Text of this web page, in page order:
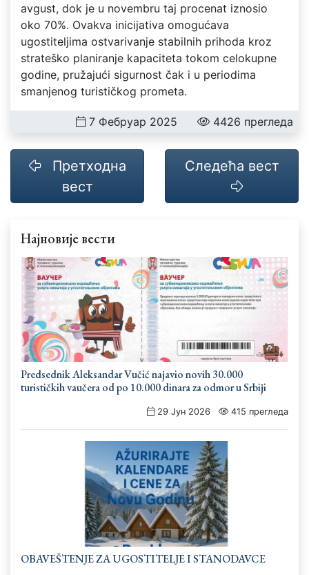
avgust, dok je u novembru taj procenat iznosio
oko 70%. Ovakva inicijativa omogućava
ugostiteljima ostvarivanje stabilnih prihoda kroz
strateško planiranje kapaciteta tokom celokupne
godine, pružajući sigurnost čak i u periodima
smanjenog turističkog prometa.
7 Фебруар 2025 4426 прегледа
Претходна
вест
Следећа вест
Најновије вести
Predsednik Aleksandar Vučić najavio novih 30.000
turističkih vaučera od po 10.000 dinara za odmor u Srbiji
29 Јун 2026 415 прегледа
OBAVEŠTENJE ZA UGOSTITELJE I STANODAVCE